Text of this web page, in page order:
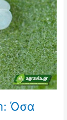
Όσα